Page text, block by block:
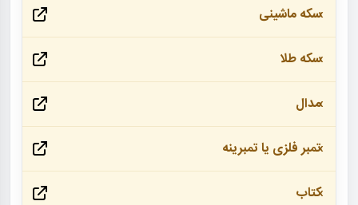
سکه ماشینی
سکه طلا
مدال
تمبر فلزی یا تمبرینه
کتاب